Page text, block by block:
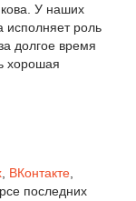
У наших
исполняет роль
долгое время
хорошая
ВКонтакте
последних